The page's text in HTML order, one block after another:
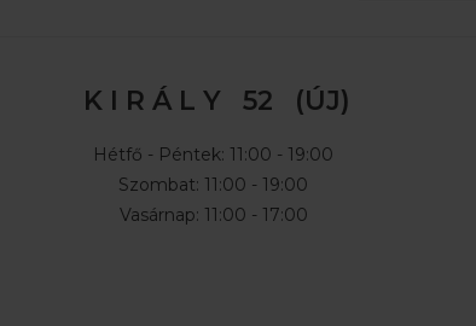
K I R Á L Y 52 (ÚJ)
Hétfő - Péntek: 11:00 - 19:00
Szombat: 11:00 - 19:00
Vasárnap: 11:00 - 17:00